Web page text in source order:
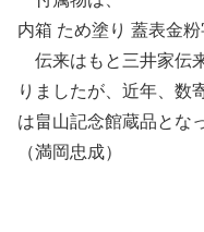
内箱 ため塗り 蓋表金粉
伝来はもと三井家伝
りましたが、近年、数
は畠山記念館蔵品とな
（満岡忠成）